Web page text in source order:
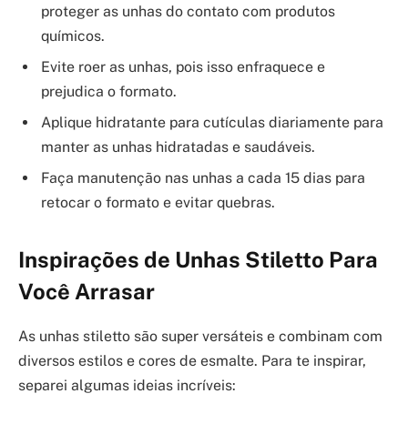
proteger as unhas do contato com produtos
químicos.
Evite roer as unhas, pois isso enfraquece e
prejudica o formato.
Aplique hidratante para cutículas diariamente para
manter as unhas hidratadas e saudáveis.
Faça manutenção nas unhas a cada 15 dias para
retocar o formato e evitar quebras.
Inspirações de Unhas Stiletto Para
Você Arrasar
As unhas stiletto são super versáteis e combinam com
diversos estilos e cores de esmalte. Para te inspirar,
separei algumas ideias incríveis: